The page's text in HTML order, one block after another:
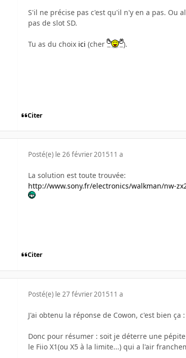
S'il ne précise pas c'est qu'il n'y en a pas. Ou
pas de slot SD.
Tu as du choix ici (cher ).
Citer
Posté(e) le 26 février 201511 a
La solution est toute trouvée:
http://www.sony.fr/electronics/walkman/nw-
Citer
Posté(e) le 27 février 201511 a
J'ai obtenu la réponse de Cowon, c'est bien
Donc pour résumer : soit je déterre une
le Fiio X1(ou X5 à la limite...) qui a l'air